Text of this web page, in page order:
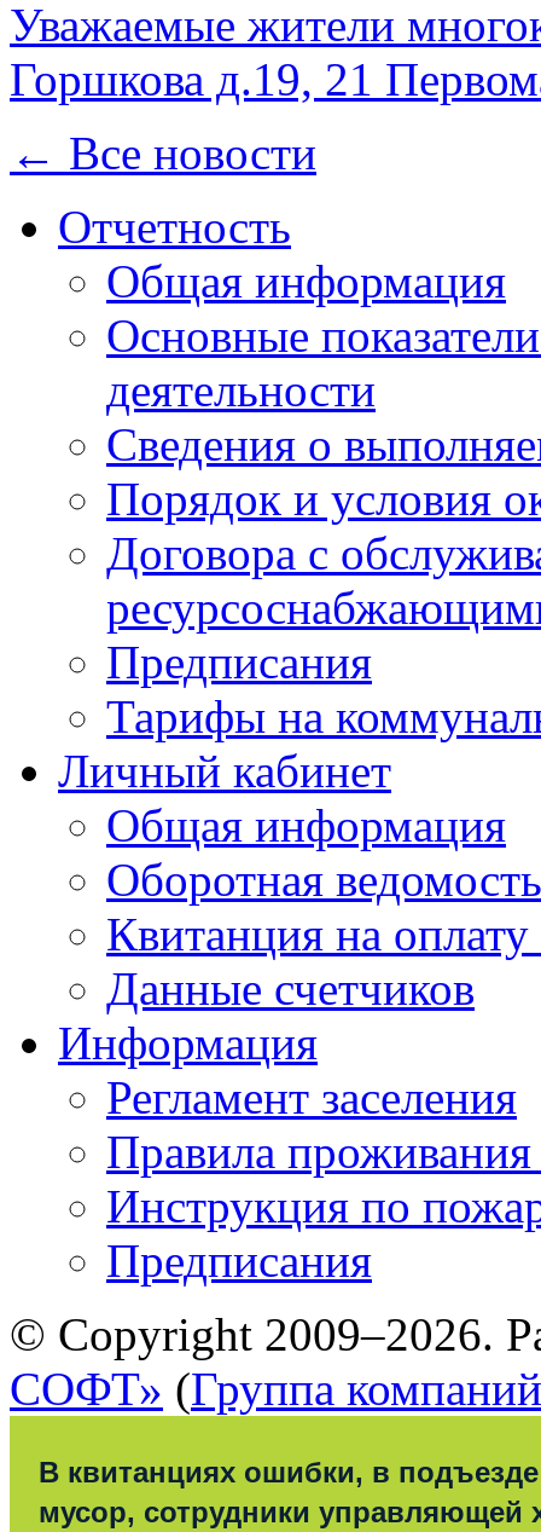
Уважаемые жители
Горшкова д.19, 21
← Все новости
Отчетность
Общая информация
Основные
деятельности
Сведения о
Порядок и условия
Договора с
Предписания
Тарифы на
Личный кабинет
Общая информация
Оборотная ведомость
Квитанция на
Данные счетчиков
Информация
Регламент заселения
Правила
Инструкция по
Предписания
© Copyright 2009–2026.
СОФТ» (Группа
В квитанциях ошибки, в подъезде
мусор, сотрудники управляющей